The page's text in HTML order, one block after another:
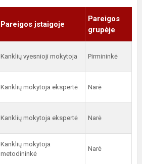
Pareigos įstaigoje
Pareigos
grupėje
Kanklių vyesnioji mokytoja Pirmininkė
Kanklių mokytoja ekspertė Narė
Kanklių mokytoja ekspertė Narė
Kanklių mokytoja
metodininkė
Narė